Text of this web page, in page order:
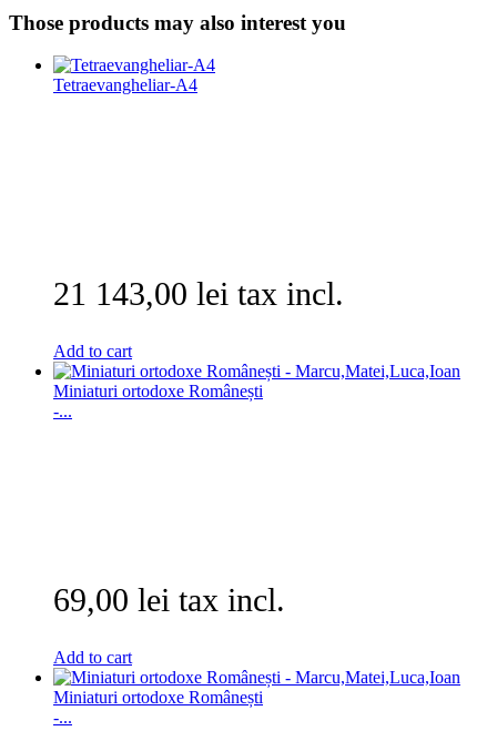
Those products may also interest you
Tetraevangheliar-A4
21 143,00 lei tax incl.
Add to cart
Miniaturi ortodoxe Românești
-...
69,00 lei tax incl.
Add to cart
Miniaturi ortodoxe Românești
-...